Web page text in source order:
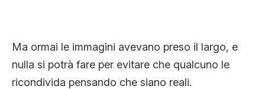
Ma ormai le immagini avevano preso il largo, e
nulla si potrà fare per evitare che qualcuno le
ricondivida pensando che siano reali.